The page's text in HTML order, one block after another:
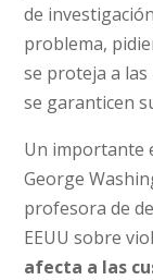
de
problema,
se proteja a
se garanticen
Un importante
George
profesora de
EEUU sobre
afecta a las